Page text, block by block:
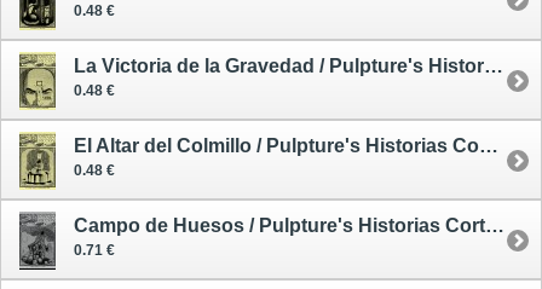
0.48 €
La Victoria de la Gravedad / Pulpture's Historias Cortas de Intensa Ficción 5
0.48 €
El Altar del Colmillo / Pulpture's Historias Cortas de Intensa Ficción 6
0.48 €
Campo de Huesos / Pulpture's Historias Cortas de Intensa Ficción 10
0.71 €